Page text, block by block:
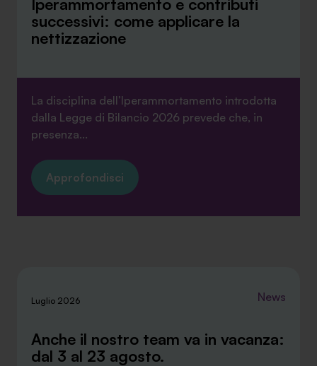
Iperammortamento e contributi
successivi: come applicare la
nettizzazione
La disciplina dell’Iperammortamento introdotta
dalla Legge di Bilancio 2026 prevede che, in
presenza...
Approfondisci
Luglio 2026 News
Anche il nostro team va in vacanza:
dal 3 al 23 agosto.